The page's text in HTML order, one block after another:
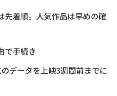
先着順。人気作品は早めの確
で手続き
データを上映3週間前までに